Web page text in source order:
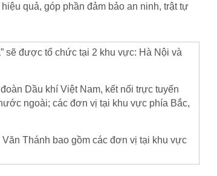
quả, góp phần đảm bảo an ninh, trật tự
sẽ được tổ chức tại 2 khu vực: Hà Nội và
Dầu khí Việt Nam, kết nối trực tuyến
ngoài; các đơn vị tại khu vực phía Bắc,
Thánh bao gồm các đơn vị tại khu vực